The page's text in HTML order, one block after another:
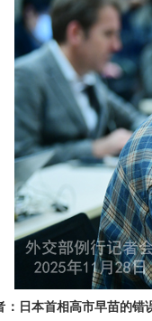
：日本首相高市早苗的